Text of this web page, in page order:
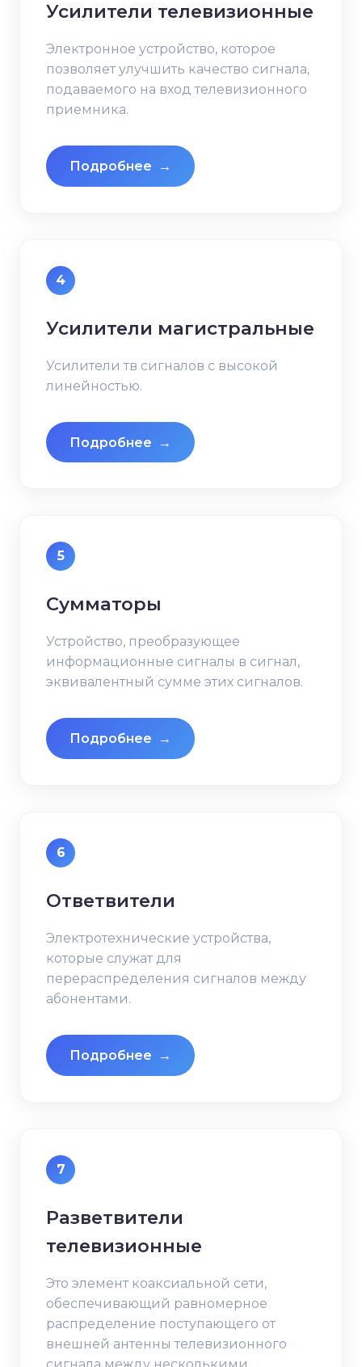
Усилители телевизионные
Электронное устройство, которое
позволяет улучшить качество сигнала,
подаваемого на вход телевизионного
приемника.
Подробнее →
4
Усилители магистральные
Усилители тв сигналов с высокой
линейностью.
Подробнее →
5
Сумматоры
Устройство, преобразующее
информационные сигналы в сигнал,
эквивалентный сумме этих сигналов.
Подробнее →
6
Ответвители
Электротехнические устройства,
которые служат для
перераспределения сигналов между
абонентами.
Подробнее →
7
Разветвители
телевизионные
Это элемент коаксиальной сети,
обеспечивающий равномерное
распределение поступающего от
внешней антенны телевизионного
сигнала между несколькими